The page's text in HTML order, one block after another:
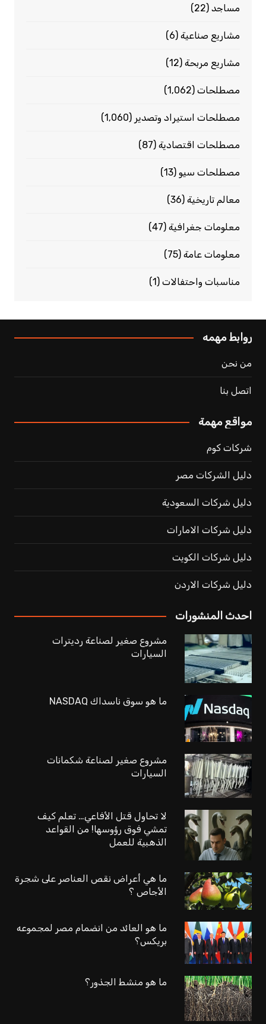
مساجد(22)
مشاريع صناعية(6)
مشاريع مربحة(12)
مصطلحات(1٬062)
مصطلحات استيراد وتصدير (1٬060)
مصطلحات اقتصادية(87)
مصطلحات سيو(13)
معالم تاريخية(36)
معلومات جغرافية(47)
معلومات عامة(75)
مناسبات واحتفالات(1)
روابط مهمه
من نحن
اتصل بنا
مواقع مهمة
شركات كوم
دليل الشركات مصر
دليل شركات السعودية
دليل شركات الامارات
دليل شركات الكويت
دليل شركات الاردن
احدث المنشورات
مشروع صغير لصناعة رديترات
السيارات
ما هو سوق ناسداك NASDAQ
مشروع صغير لصناعة شكمانات
السيارات
لا تحاول قتل الأفاعي… تعلم كيف
تمشي فوق رؤوسها! من القواعد
الذهبية للعمل
ما هي أعراض نقص العناصر على شجرة
الأجاص ؟
ما هو العائد من انضمام مصر لمجموعه
بريكس؟
ما هو منشط الجذور؟